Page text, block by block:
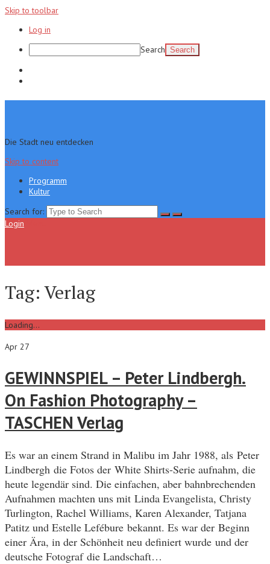
Skip to toolbar
Log in
Search
Die Stadt neu entdecken
Skip to content
Programm
Kultur
Search for:
Login
Tag: Verlag
Loading...
Apr 27
GEWINNSPIEL – Peter Lindbergh.
On Fashion Photography –
TASCHEN Verlag
Es war an einem Strand in Malibu im Jahr 1988, als Peter
Lindbergh die Fotos der White Shirts-Serie aufnahm, die
heute legendär sind. Die einfachen, aber bahnbrechenden
Aufnahmen machten uns mit Linda Evangelista, Christy
Turlington, Rachel Williams, Karen Alexander, Tatjana
Patitz und Estelle Lefébure bekannt. Es war der Beginn
einer Ära, in der Schönheit neu definiert wurde und der
deutsche Fotograf die Landschaft…